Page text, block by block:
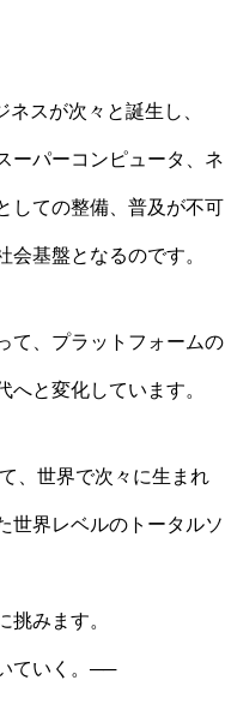
スが次々と誕生し、
ーパーコンピュータ、ネ
しての整備、普及が不可
基盤となるのです。
て、プラットフォームの
と変化しています。
、世界で次々に生まれ
世界レベルのトータルソ
挑みます。
ていく。──